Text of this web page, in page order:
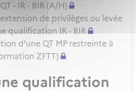
- IR - BIR (A/H)
de privilèges ou levée
qualification IR - BIR
d'une QT MP restreinte à
ZFTT)
qualification